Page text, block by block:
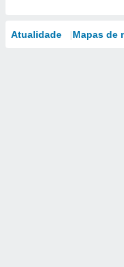
Atualidade Mapas de